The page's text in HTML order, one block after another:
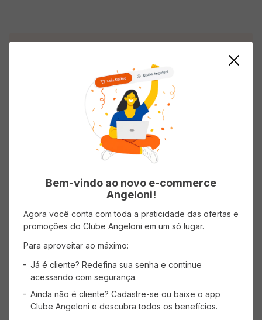
Limpador Perfumado COALA Concentrado Bambu
Faça login para escrever uma avaliação.
Mais recentes Todos
Bem-vindo ao novo e-commerce
Angeloni!
Agora você conta com toda a praticidade das ofertas e
promoções do Clube Angeloni em um só lugar.
Para aproveitar ao máximo:
Já é cliente? Redefina sua senha e continue
acessando com segurança.
Ainda não é cliente? Cadastre-se ou baixe o app
Clube Angeloni e descubra todos os benefícios.